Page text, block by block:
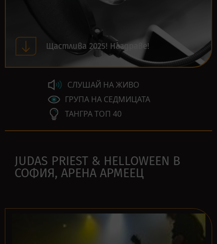
Щастлива 2025! Наздраве!
СЛУШАЙ НА ЖИВО
ГРУПА НА СЕДМИЦАТА
ТАНГРА ТОП 40
JUDAS PRIEST & HELLOWEEN В
СОФИЯ, АРЕНА АРМЕЕЦ